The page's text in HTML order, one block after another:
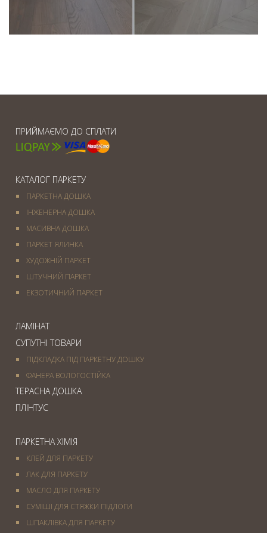
ПРИЙМАЄМО ДО СПЛАТИ
КАТАЛОГ ПАРКЕТУ
ПАРКЕТНА ДОШКА
ІНЖЕНЕРНА ДОШКА
МАСИВНА ДОШКА
ПАРКЕТ ЯЛИНКА
ХУДОЖНІЙ ПАРКЕТ
ШТУЧНИЙ ПАРКЕТ
ЕКЗОТИЧНИЙ ПАРКЕТ
ЛАМІНАТ
СУПУТНІ ТОВАРИ
ПІДКЛАДКА ПІД ПАРКЕТНУ ДОШКУ
ФАНЕРА ВОЛОГОСТІЙКА
ТЕРАСНА ДОШКА
ПЛІНТУС
ПАРКЕТНА ХІМІЯ
КЛЕЙ ДЛЯ ПАРКЕТУ
ЛАК ДЛЯ ПАРКЕТУ
МАСЛО ДЛЯ ПАРКЕТУ
СУМІШІ ДЛЯ СТЯЖКИ ПІДЛОГИ
ШПАКЛІВКА ДЛЯ ПАРКЕТУ